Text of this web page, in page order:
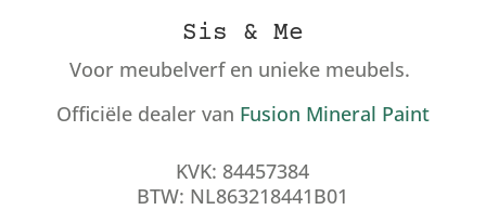
Sis & Me
Voor meubelverf en unieke meubels.
Officiële dealer van Fusion Mineral Paint
KVK: 84457384
BTW: NL863218441B01